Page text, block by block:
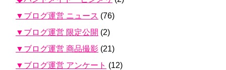
▼ブログ運営 ニュース (76)
▼ブログ運営 限定公開 (2)
▼ブログ運営 商品撮影 (21)
▼ブログ運営 アンケート (12)